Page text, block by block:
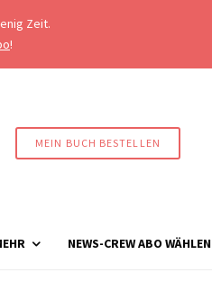
Zeit.
!
MEIN BUCH BESTELLEN
NEWS-CREW ABO WÄHLEN